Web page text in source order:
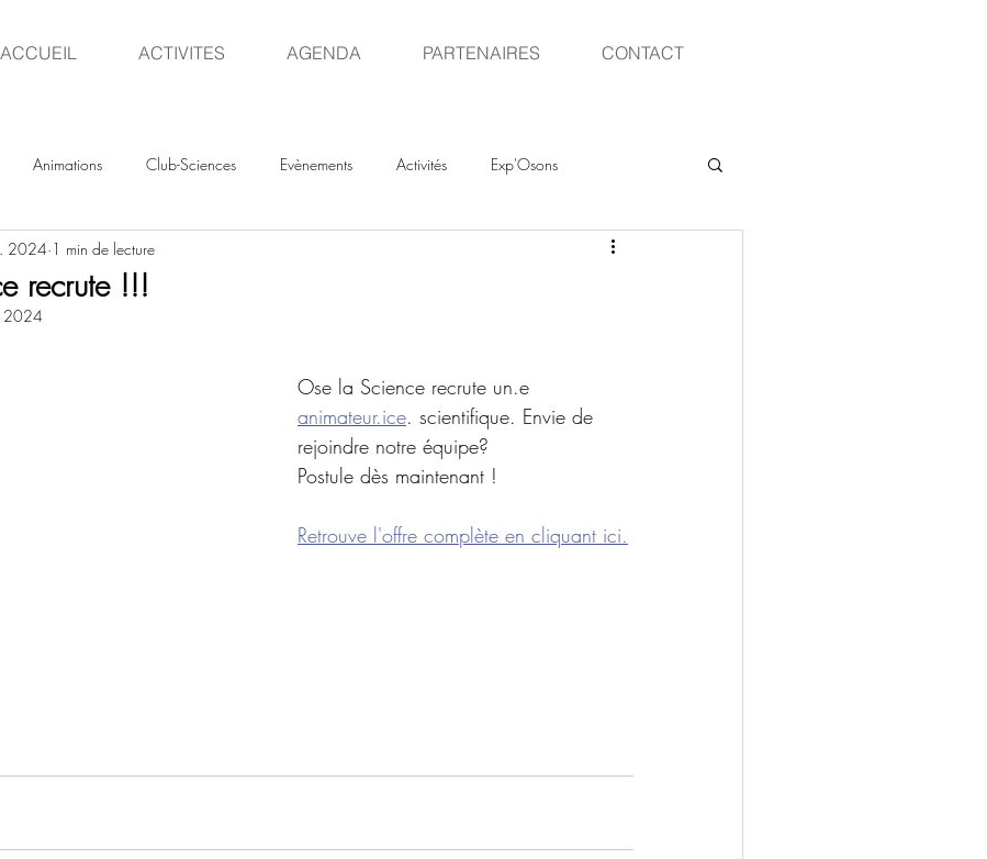
ACCUEIL ACTIVITES AGENDA PARTENAIRES CONTACT
Animations Club-Sciences Evènements Activités Exp'Osons
recrute !!!
2024 1 min de lecture
2024
Ose la Science recrute un.e
animateur.ice. scientifique. Envie de
rejoindre notre équipe?
Postule dès maintenant !
Retrouve l'offre complète en cliquant ici.